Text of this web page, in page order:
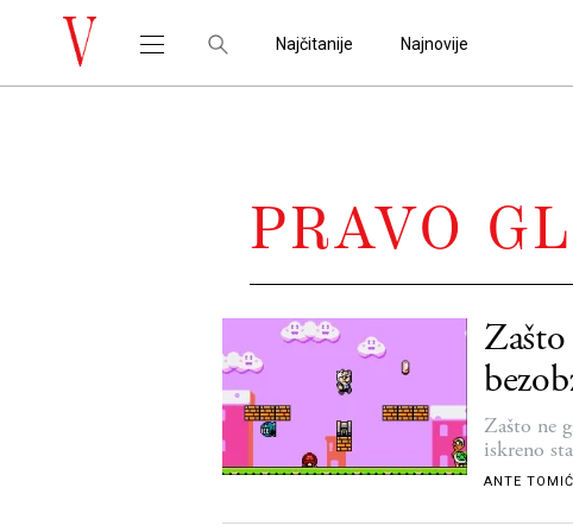
Najčitanije Najnovije
PRAVO
Zašto ne
iskreno
ANTE TOMIĆ